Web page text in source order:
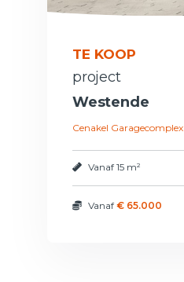
TE KOOP
project
Westende
Cenakel Garagecomplex
Vanaf 15 m²
Vanaf € 65.000